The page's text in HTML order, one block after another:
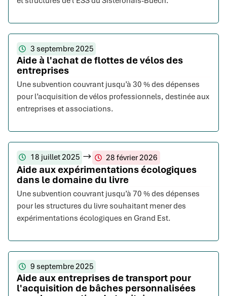
3 septembre 2025
Aide à l'achat de flottes de vélos des
entreprises
Une subvention couvrant jusqu’à 30 % des dépenses
pour l’acquisition de vélos professionnels, destinée aux
entreprises et associations.
18 juillet 2025 28 février 2026
Aide aux expérimentations écologiques
dans le domaine du livre
Une subvention couvrant jusqu’à 70 % des dépenses
pour les structures du livre souhaitant mener des
expérimentations écologiques en Grand Est.
9 septembre 2025
Aide aux entreprises de transport pour
l'acquisition de bâches personnalisées